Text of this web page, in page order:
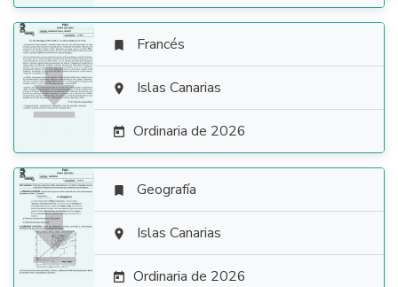

 Francés
 Islas Canarias
 Ordinaria de 2026

 Geografía
 Islas Canarias
 Ordinaria de 2026